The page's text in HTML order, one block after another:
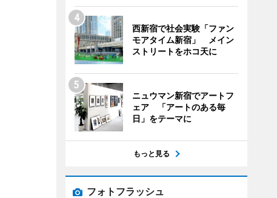
西新宿で社会実験「ファン
モアタイム新宿」 メイン
ストリートをホコ天に
ニュウマン新宿でアートフ
ェア 「アートのある毎
日」をテーマに
もっと見る
フォトフラッシュ